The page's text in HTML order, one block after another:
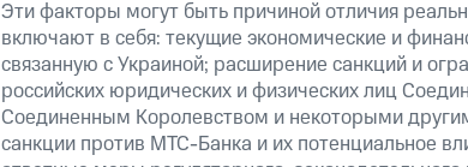
Эти факторы могут быть причиной отличия
включают в себя: текущие экономические и
связанную с Украиной; расширение санкций и
российских юридических и физических лиц
Соединенным Королевством и некоторыми
санкции против МТС-Банка и их потенциальное